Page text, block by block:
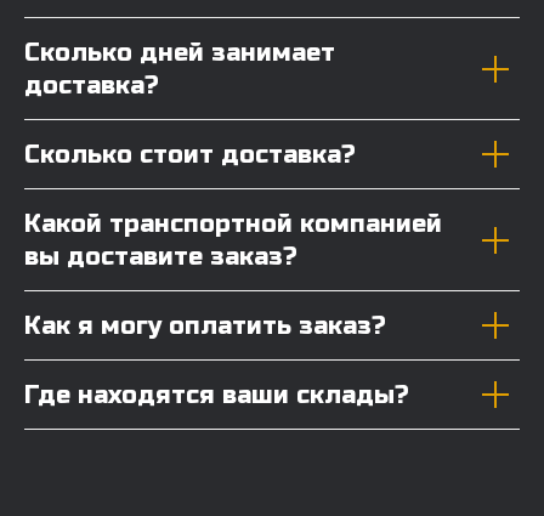
Сколько дней занимает
доставка?
Сколько стоит доставка?
Какой транспортной компанией
вы доставите заказ?
Как я могу оплатить заказ?
Где находятся ваши склады?